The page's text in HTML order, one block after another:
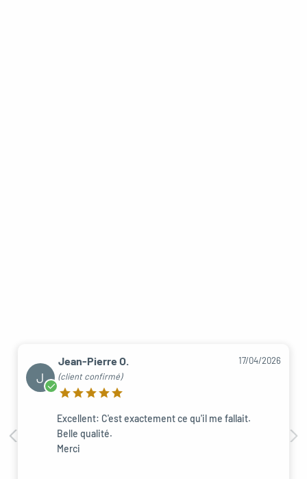
J
Jean-Pierre O.
(client confirmé)
17/04/2026
Excellent: C'est exactement ce qu'il me fallait.
Belle qualité.
Merci